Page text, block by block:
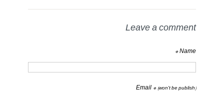
Leave a comment
Name *
Email * (won't be publish)